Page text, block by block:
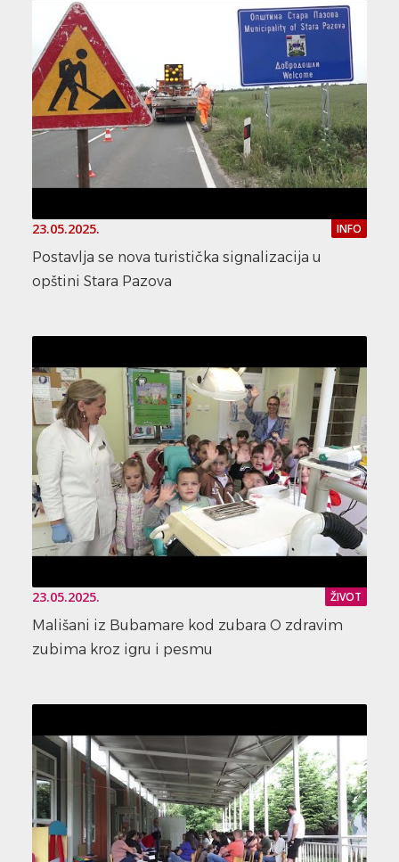
23.05.2025. INFO
Postavlja se nova turistička signalizacija u
opštini Stara Pazova
23.05.2025. ŽIVOT
Mališani iz Bubamare kod zubara O zdravim
zubima kroz igru i pesmu